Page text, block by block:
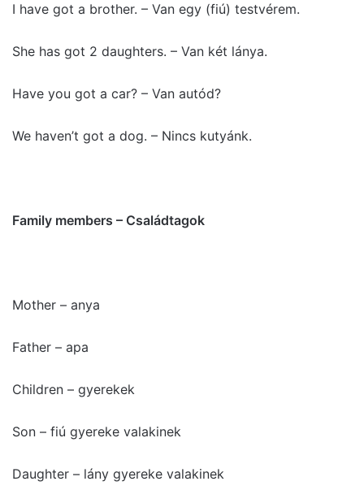
I have got a brother. – Van egy (fiú) testvérem.
She has got 2 daughters. – Van két lánya.
Have you got a car? – Van autód?
We haven’t got a dog. – Nincs kutyánk.
Family members – Családtagok
Mother – anya
Father – apa
Children – gyerekek
Son – fiú gyereke valakinek
Daughter – lány gyereke valakinek